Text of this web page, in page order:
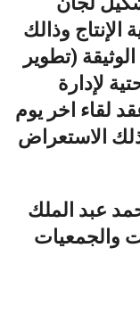
وذالك
(تطوير
لإدارة
لقاء اخر يوم
مارس وذلك الاستعراض
عبد الملك
والجمعيات